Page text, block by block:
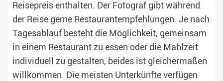
Reisepreis enthalten. Der Fotograf gibt während
der Reise gerne Restaurantempfehlungen. Je nach
Tagesablauf besteht die Möglichkeit, gemeinsam
in einem Restaurant zu essen oder die Mahlzeit
individuell zu gestalten, beides ist gleichermaßen
willkommen. Die meisten Unterkünfte verfügen